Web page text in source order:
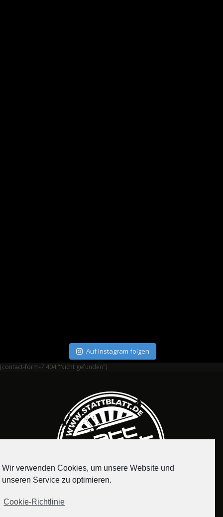
Auf Instagram folgen
[contact-form-7 404 "Nicht gefunden"]
Wir verwenden Cookies, um unsere Website und
unseren Service zu optimieren.
Cookie-Richtlinie